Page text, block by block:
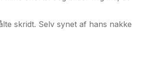
skridt. Selv synet af hans nakke